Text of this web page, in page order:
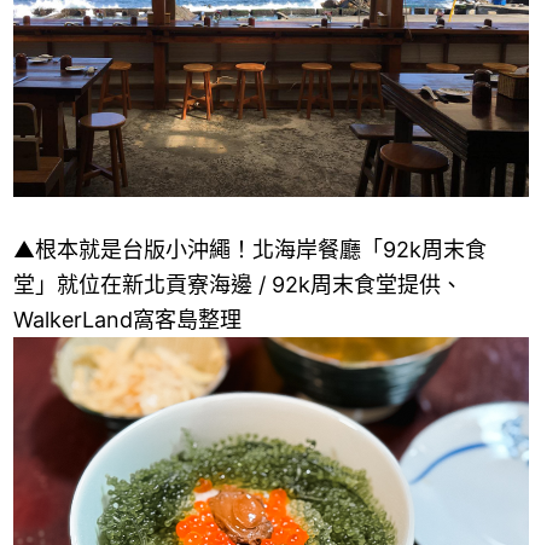
▲根本就是台版小沖繩！北海岸餐廳「92k周末食
堂」就位在新北貢寮海邊 / 92k周末食堂提供、
WalkerLand窩客島整理